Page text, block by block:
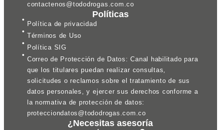
contactenos@tododrogas.com.co
Políticas
Política de privacidad
Términos de Uso
Política SIG
Correo de Protección de Datos: Canal habilitado para
que los titulares puedan realizar consultas,
solicitudes o reclamos sobre el tratamiento de sus
datos personales, y ejercer sus derechos conforme a
la normativa de protección de datos:
protecciondatos@tododrogas.com.co
¿Necesitas asesoría